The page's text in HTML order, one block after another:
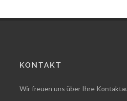
KONTAKT
Wir freuen uns über Ihre